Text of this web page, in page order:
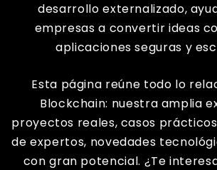
desarrollo externalizado,
empresas a convertir ideas
aplicaciones seguras y
Esta página reúne todo lo
Blockchain: nuestra amplia
proyectos reales, casos
de expertos, novedades
con gran potencial. ¿Te